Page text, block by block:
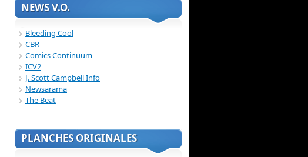
NEWS V.O.
Bleeding Cool
CBR
Comics Continuum
ICV2
J. Scott Campbell Info
Newsarama
The Beat
PLANCHES ORIGINALES